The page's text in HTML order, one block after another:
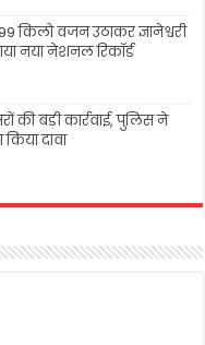
किलो वजन उठाकर ज्ञानेश्वरी
नया नेशनल रिकॉर्ड
की बड़ी कार्रवाई, पुलिस ने
दावा